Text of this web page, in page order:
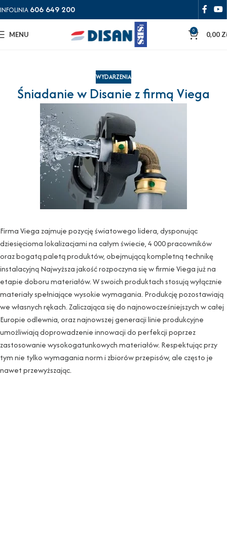
INFOLINIA 606 649 200
MENU 0 0,00
WYDARZENIA
Śniadanie w Disanie z firmą Viega
Firma Viega zajmuje pozycję światowego lidera, dysponując
dziesięcioma lokalizacjami na całym świecie, 4 000 pracowników
oraz bogatą paletą produktów, obejmującą kompletną technikę
instalacyjną Najwyższa jakość rozpoczyna się w firmie Viega już na
etapie doboru materiałów. W swoich produktach stosują wyłącznie
materiały spełniające wysokie wymagania. Produkcję pozostawiają
we własnych rękach. Zaliczająca się do najnowocześniejszych w całej
Europie odlewnia, oraz najnowszej generacji linie produkcyjne
umożliwiają doprowadzenie innowacji do perfekcji poprzez
zastosowanie wysokogatunkowych materiałów. Respektując przy
tym nie tylko wymagania norm i zbiorów przepisów, ale często je
nawet przewyższając.